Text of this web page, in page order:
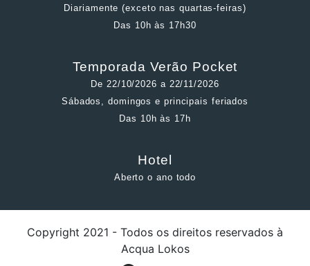
Diariamente (exceto nas quartas-feiras)
Das 10h às 17h30
Temporada Verão Pocket
De 22/10/2026 a 22/11/2026
Sábados, domingos e principais feriados
Das 10h às 17h
Hotel
Aberto o ano todo
Copyright 2021 - Todos os direitos reservados à
Acqua Lokos